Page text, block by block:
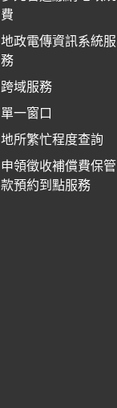
費
地政電傳資訊系統服
務
跨域服務
單一窗口
地所繁忙程度查詢
申領徵收補償費保管
款預約到點服務